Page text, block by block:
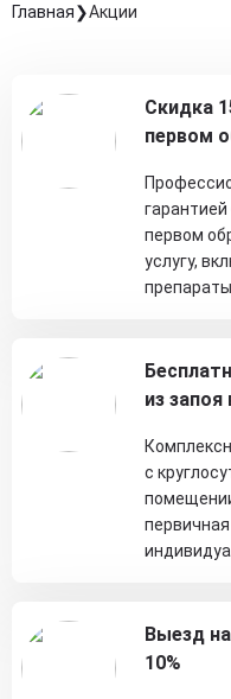
Главная Акции
Скидка
первом
первом
услугу,
препараты.
из запоя
с
Выезд
10%